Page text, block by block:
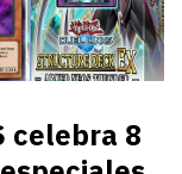
celebra 8